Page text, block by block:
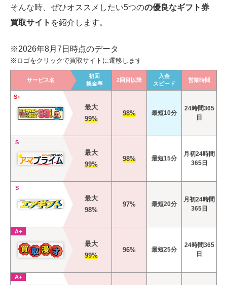
そんな時、ぜひオススメしたい5つのの優良なギフト券
買取サイト を紹介します。
※2026年8月7日時点のデータ
※ロゴをクリックで買取サイトに遷移します
サービス名
初回
換金率
2回目以降
入金
スピード
営業時間
S+
最大
99%
98% 最短10分
24時間365
日
S
最大
99%
98% 最短15分
月初24時間
365日
S
最大
98%
97% 最短20分
月初24時間
365日
A+
最大
99%
96% 最短25分
24時間365
日
A+